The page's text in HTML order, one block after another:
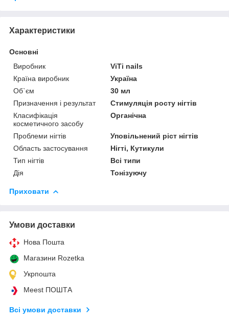
Характеристики
Основні
Виробник
ViTi nails
Країна виробник
Україна
Об`єм
30 мл
Призначення і результат
Стимуляція росту нігтів
Класифікація
косметичного засобу
Органічна
Проблеми нігтів
Уповільнений ріст нігтів
Область застосування
Нігті, Кутикули
Тип нігтів
Всі типи
Дія
Тонізуючу
Приховати
Умови доставки
Нова Пошта
Магазини Rozetka
Укрпошта
Meest ПОШТА
Всі умови доставки